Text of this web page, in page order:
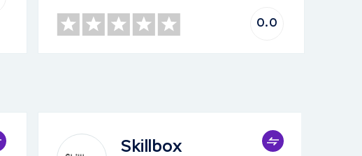
0.0
Skillbox